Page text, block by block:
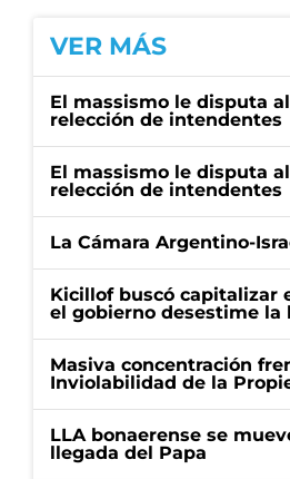
VER MÁS
El massismo le disputa
relección de intendentes
El massismo le disputa
relección de intendentes
La Cámara Argentino-
Kicillof buscó capitalizar
el gobierno desestime la
Masiva concentración
Inviolabilidad de la
LLA bonaerense se
llegada del Papa